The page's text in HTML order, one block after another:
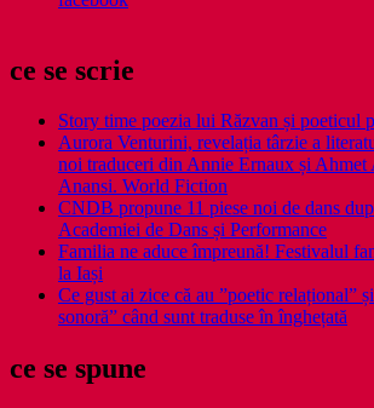
ce se scrie
Story time poezia lui Răzvan și poeticul
Aurora Venturini, revelația târzie a
noi traduceri din Annie Ernaux și Ahmet
Anansi. World Fiction
CNDB propune 11 piese noi de dans
Academiei de Dans și Performance
Familia ne aduce împreună! Festivalul
la Iași
Ce gust ai zice că au ”poetic relațional”
sonoră” când sunt traduse în înghețată
ce se spune